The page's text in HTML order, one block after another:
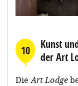
10
Kunst
der Art
DieArt Lodge